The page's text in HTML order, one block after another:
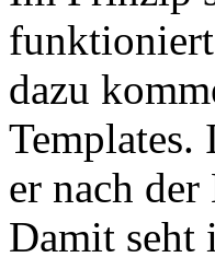
dazu
er nach
Damit seht